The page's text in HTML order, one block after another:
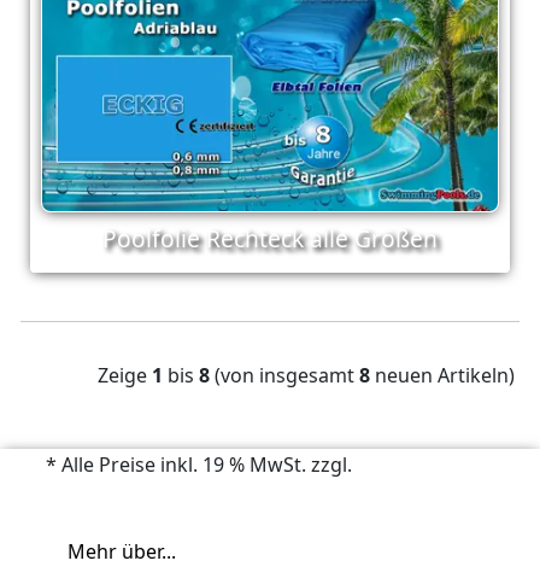
Poolfolie Rechteck alle Größen
Zeige 1 bis 8(von insgesamt8 neuen Artikeln)
* Alle Preise inkl. 19 % MwSt. zzgl.
Mehr über...